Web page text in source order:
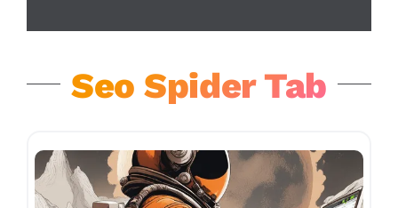
Seo Spider Tab